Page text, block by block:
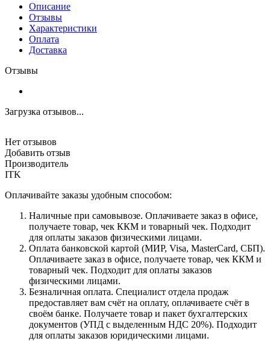
Описание
Отзывы
Характеристики
Оплата
Доставка
Отзывы
Загрузка отзывов...
Нет отзывов
Добавить отзыв
Производитель
ITK
Оплачивайте заказы удобным способом:
Наличные при самовывозе. Оплачиваете заказ в офисе,
получаете товар, чек ККМ и товарный чек. Подходит
для оплаты заказов физическими лицами.
Оплата банковской картой (МИР, Visa, MasterCard, СБП).
Оплачиваете заказ в офисе, получаете товар, чек ККМ и
товарный чек. Подходит для оплаты заказов
физическими лицами.
Безналичная оплата. Специалист отдела продаж
предоставляет вам счёт на оплату, оплачиваете счёт в
своём банке. Получаете товар и пакет бухгалтерских
документов (УПД с выделенным НДС 20%). Подходит
для оплаты заказов юридическими лицами.